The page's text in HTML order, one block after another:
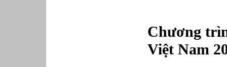
Chương
Việt Nam